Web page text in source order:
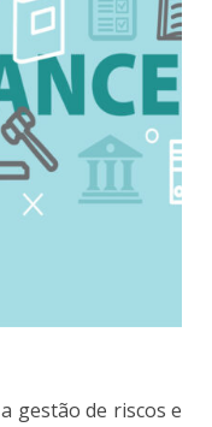
gestão de riscos e